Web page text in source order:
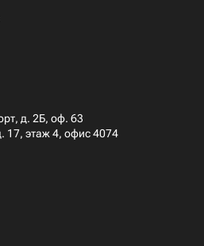
д. 2Б, оф. 63
17, этаж 4, офис 4074